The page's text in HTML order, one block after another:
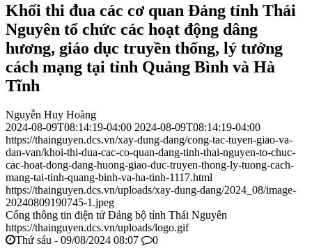
Khối thi đua các cơ quan Đảng tỉnh Thái
Nguyên tổ chức các hoạt động dâng
hương, giáo dục truyền thống, lý tưởng
cách mạng tại tỉnh Quảng Bình và Hà
Tĩnh
Nguyễn Huy Hoàng
2024-08-09T08:14:19-04:00 2024-08-09T08:14:19-04:00
https://thainguyen.dcs.vn/xay-dung-dang/cong-tac-tuyen-giao-va-
dan-van/khoi-thi-dua-cac-co-quan-dang-tinh-thai-nguyen-to-chuc-
cac-hoat-dong-dang-huong-giao-duc-truyen-thong-ly-tuong-cach-
mang-tai-tinh-quang-binh-va-ha-tinh-1117.html
https://thainguyen.dcs.vn/uploads/xay-dung-dang/2024_08/image-
20240809190745-1.jpeg
Cổng thông tin điện tử Đảng bộ tỉnh Thái Nguyên
https://thainguyen.dcs.vn/uploads/logo.gif
Thứ sáu - 09/08/2024 08:07
0